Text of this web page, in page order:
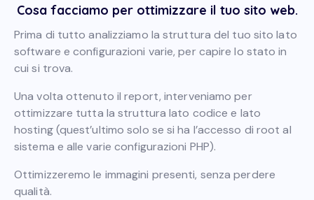
Cosa facciamo per ottimizzare il tuo sito web.
Prima di tutto analizziamo la struttura del tuo sito lato
software e configurazioni varie, per capire lo stato in
cui si trova.
Una volta ottenuto il report, interveniamo per
ottimizzare tutta la struttura lato codice e lato
hosting (quest’ultimo solo se si ha l’accesso di root al
sistema e alle varie configurazioni PHP).
Ottimizzeremo le immagini presenti, senza perdere
qualità.